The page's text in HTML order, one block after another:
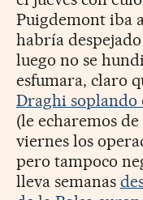
Puigdemont iba
habría
luego no se
esfumara, claro
Draghi soplando
(le echaremos
viernes los
pero tampoco
lleva semanas